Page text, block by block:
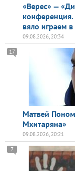
«Верес» —
вяло играем
09.08.2026, 20:34
Матвей
Мхитаряна»
17
09.08.2026, 20:21
7